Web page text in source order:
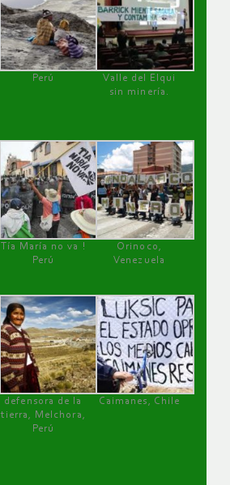
Perú
Valle del Elqui
sin minería.
Tía María no va !
Perú
Orinoco,
Venezuela
defensora de la
tierra, Melchora,
Perú
Caimanes, Chile